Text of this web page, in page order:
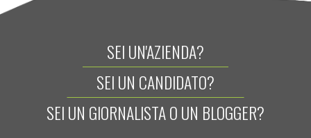
SEI UN'AZIENDA?
SEI UN CANDIDATO?
SEI UN GIORNALISTA O UN BLOGGER?